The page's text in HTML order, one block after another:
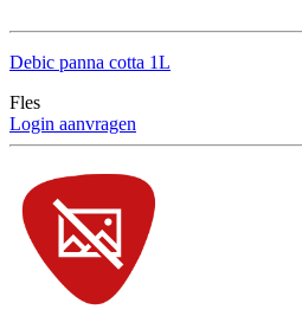
Debic panna cotta 1L
Fles
Login aanvragen